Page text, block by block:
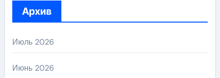
Архив
Июль 2026
Июнь 2026